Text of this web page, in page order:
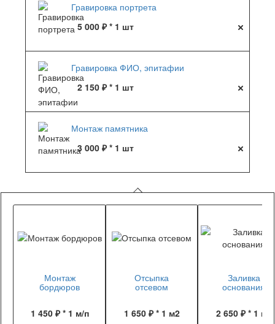
Гравировка портрета
5 000 ₽ * 1 шт
Гравировка ФИО, эпитафии
2 150 ₽ * 1 шт
Монтаж памятника
3 000 ₽ * 1 шт
Монтаж
бордюров
1 450 ₽ * 1 м/п
Отсыпка
отсевом
1 650 ₽ * 1 м2
Заливка
основания
2 650 ₽ * 1 м2